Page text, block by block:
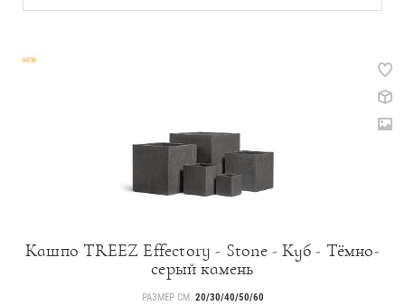
NEW
Кашпо TREEZ Effectory - Stone - Куб - Тёмно-
серый камень
РАЗМЕР СМ. 20/30/40/50/60
Прайс-листы и каталоги